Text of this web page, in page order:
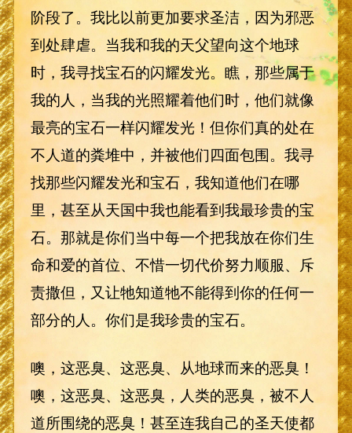
阶段了。我比以前更加要求圣洁，因为邪恶
到处肆虐。当我和我的天父望向这个地球
时，我寻找宝石的闪耀发光。瞧，那些属于
我的人，当我的光照耀着他们时，他们就像
最亮的宝石一样闪耀发光！但你们真的处在
不人道的粪堆中，并被他们四面包围。我寻
找那些闪耀发光和宝石，我知道他们在哪
里，甚至从天国中我也能看到我最珍贵的宝
石。那就是你们当中每一个把我放在你们生
命和爱的首位、不惜一切代价努力顺服、斥
责撒但，又让牠知道牠不能得到你的任何一
部分的人。你们是我珍贵的宝石。
噢，这恶臭、这恶臭、从地球而来的恶臭！
噢，这恶臭、这恶臭，人类的恶臭，被不人
道所围绕的恶臭！甚至连我自己的圣天使都